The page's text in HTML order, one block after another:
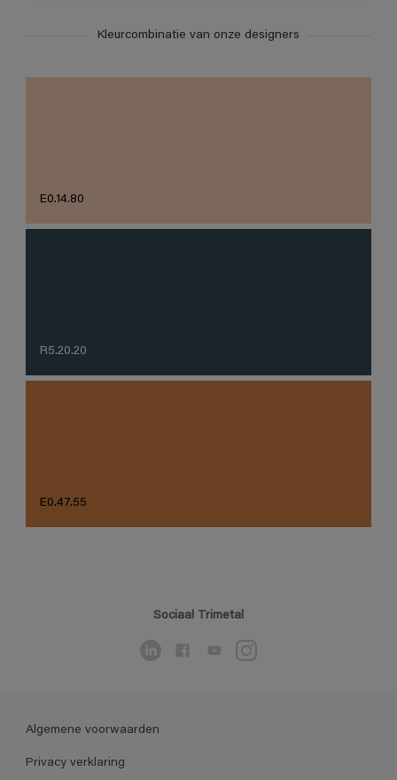
Kleurcombinatie van onze designers
E0.14.80
R5.20.20
E0.47.55
Sociaal Trimetal
Algemene voorwaarden
Privacy verklaring